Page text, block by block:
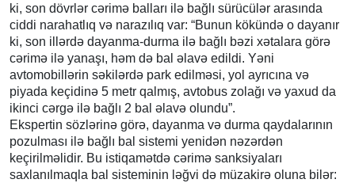
ki, son dövrlər cərimə balları ilə bağlı sürücülər arasında
ciddi narahatlıq və narazılıq var: “Bunun kökündə o dayanır
ki, son illərdə dayanma-durma ilə bağlı bəzi xətalara görə
cərimə ilə yanaşı, həm də bal əlavə edildi. Yəni
avtomobillərin səkilərdə park edilməsi, yol ayrıcına və
piyada keçidinə 5 metr qalmış, avtobus zolağı və yaxud da
ikinci cərgə ilə bağlı 2 bal əlavə olundu”.
Ekspertin sözlərinə görə, dayanma və durma qaydalarının
pozulması ilə bağlı bal sistemi yenidən nəzərdən
keçirilməlidir. Bu istiqamətdə cərimə sanksiyaları
saxlanılmaqla bal sisteminin ləğvi də müzakirə oluna bilər: